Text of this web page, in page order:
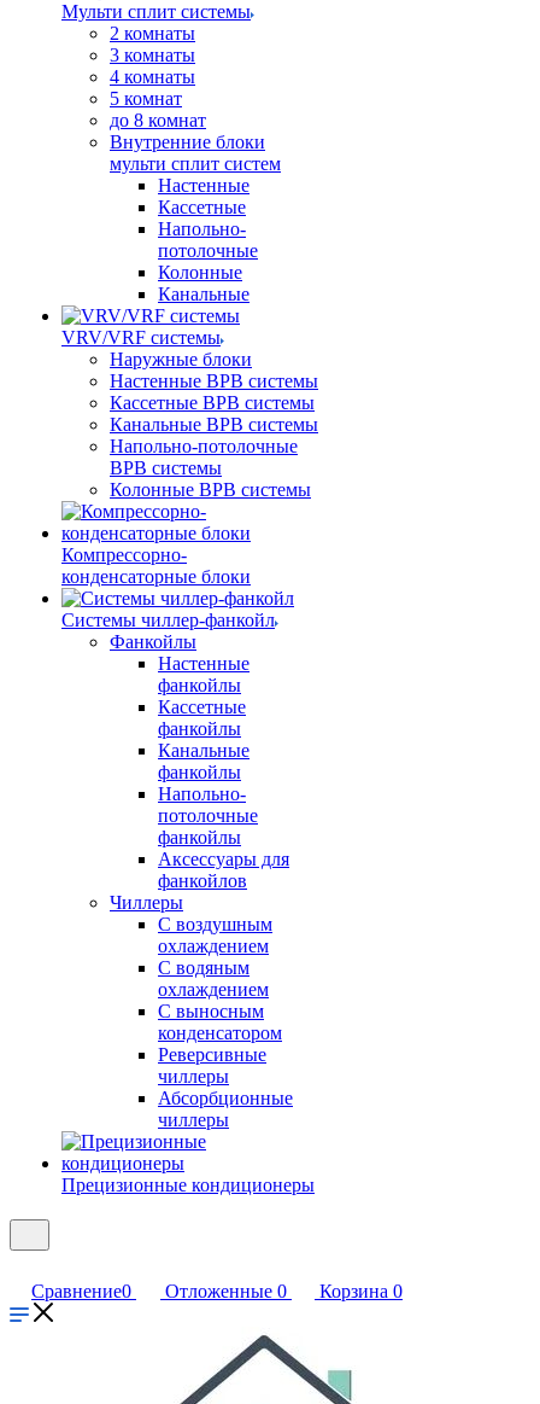
Мульти сплит системы
2 комнаты
3 комнаты
4 комнаты
5 комнат
до 8 комнат
Внутренние блоки
мульти сплит систем
Настенные
Кассетные
Напольно-
потолочные
Колонные
Канальные
VRV/VRF системы
Наружные блоки
Настенные ВРВ системы
Кассетные ВРВ системы
Канальные ВРВ системы
Напольно-потолочные
ВРВ системы
Колонные ВРВ системы
Компрессорно-
конденсаторные блоки
Системы чиллер-фанкойл
Фанкойлы
Настенные
фанкойлы
Кассетные
фанкойлы
Канальные
фанкойлы
Напольно-
потолочные
фанкойлы
Аксессуары для
фанкойлов
Чиллеры
С воздушным
охлаждением
С водяным
охлаждением
С выносным
конденсатором
Реверсивные
чиллеры
Абсорбционные
чиллеры
Прецизионные кондиционеры
Сравнение0 Отложенные 0 Корзина 0